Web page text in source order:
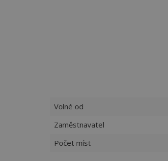
Volné od
Zaměstnavatel
Počet míst